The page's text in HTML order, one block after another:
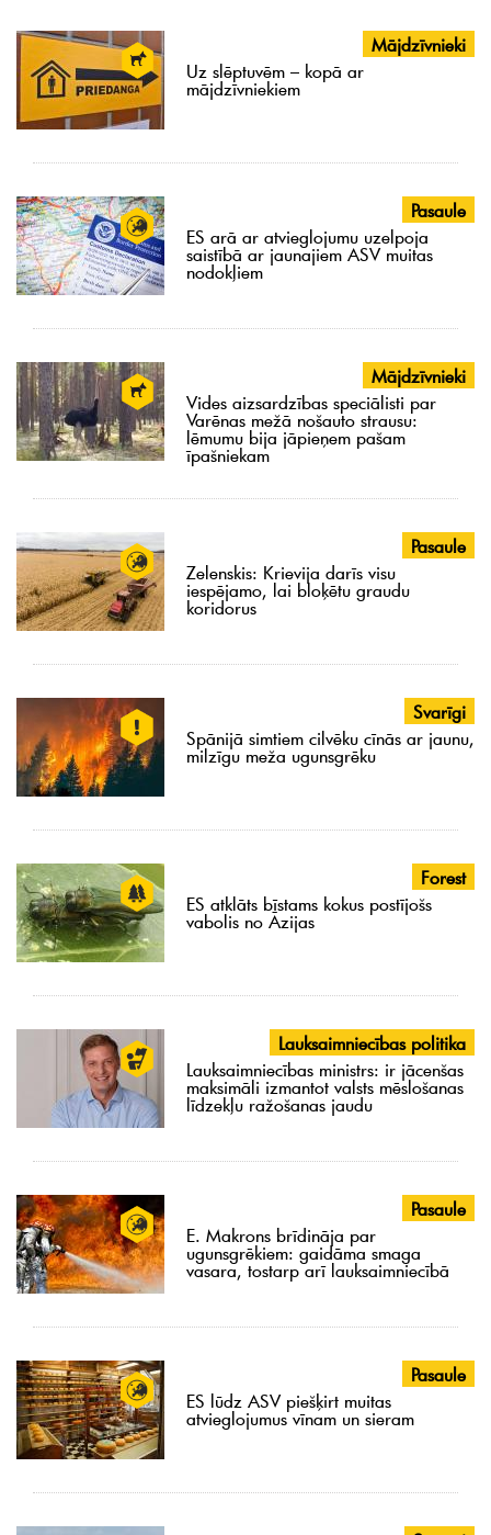
Mājdzīvnieki
Uz slēptuvēm – kopā ar
mājdzīvniekiem
Pasaule
ES arā ar atvieglojumu uzelpoja
saistībā ar jaunajiem ASV muitas
nodokļiem
Mājdzīvnieki
Vides aizsardzības speciālisti par
Varēnas mežā nošauto strausu:
lēmumu bija jāpieņem pašam
īpašniekam
Pasaule
Zelenskis: Krievija darīs visu
iespējamo, lai bloķētu graudu
koridorus
Svarīgi
Spānijā simtiem cilvēku cīnās ar jaunu,
milzīgu meža ugunsgrēku
Forest
ES atklāts bīstams kokus postījošs
vabolis no Āzijas
Lauksaimniecības politika
Lauksaimniecības ministrs: ir jācenšas
maksimāli izmantot valsts mēslošanas
līdzekļu ražošanas jaudu
Pasaule
E. Makrons brīdināja par
ugunsgrēkiem: gaidāma smaga
vasara, tostarp arī lauksaimniecībā
Pasaule
ES lūdz ASV piešķirt muitas
atvieglojumus vīnam un sieram